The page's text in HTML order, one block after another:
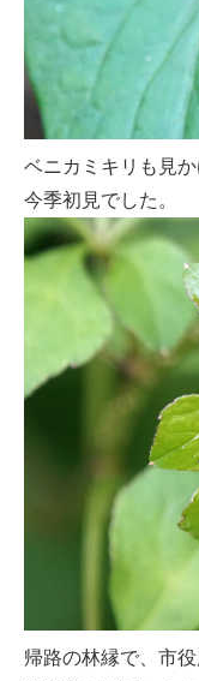
ベニカミキリも見
今季初見でした。
帰路の林縁で、市